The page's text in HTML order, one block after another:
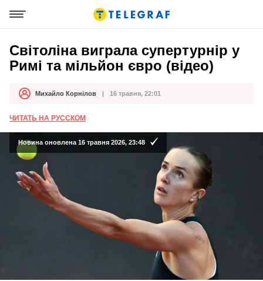
Світоліна виграла супертурнір у
Римі та мільйон євро (відео)
АвторМихайло Корнілов
Дата публікації 16 травня, 22:01
ЧИТАТЬ НА РУССКОМ
Новина оновлена 16 травня 2026, 23:48